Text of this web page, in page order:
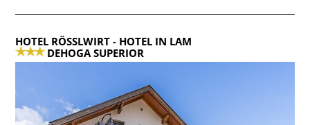
HOTEL RÖSSLWIRT- HOTEL IN LAM
DEHOGA SUPERIOR